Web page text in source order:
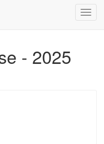
- 2025